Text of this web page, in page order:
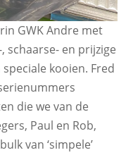
GWK Andre met
schaarse- en prijzige
kooien. Fred
die we van de
Paul en Rob,
van ‘simpele’